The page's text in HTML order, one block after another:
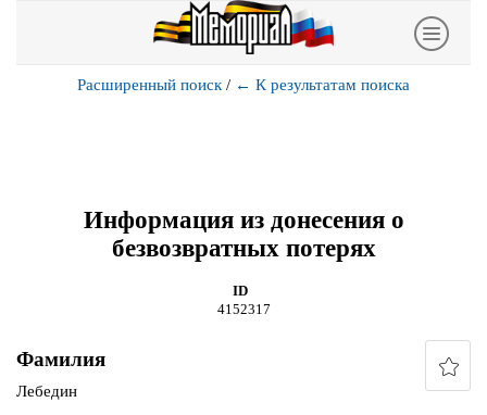
Расширенный поиск / ← К результатам поиска
Информация из донесения о
безвозвратных потерях
ID
4152317
Фамилия
Лебедин